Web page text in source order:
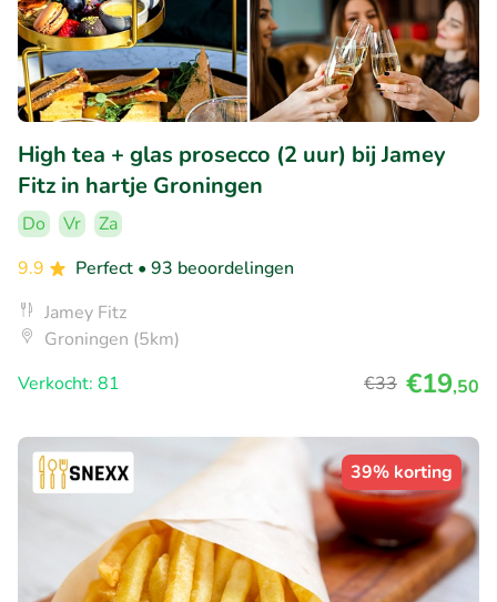
High tea + glas prosecco (2 uur) bij Jamey
Fitz in hartje Groningen
Do Vr
Za
9.9
Perfect • 93 beoordelingen
Jamey Fitz
Groningen (5km)
Verkocht: 81
€33 €19,50
39% korting